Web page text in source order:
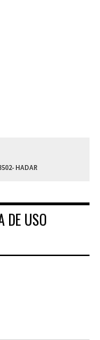
HADAR
DE USO